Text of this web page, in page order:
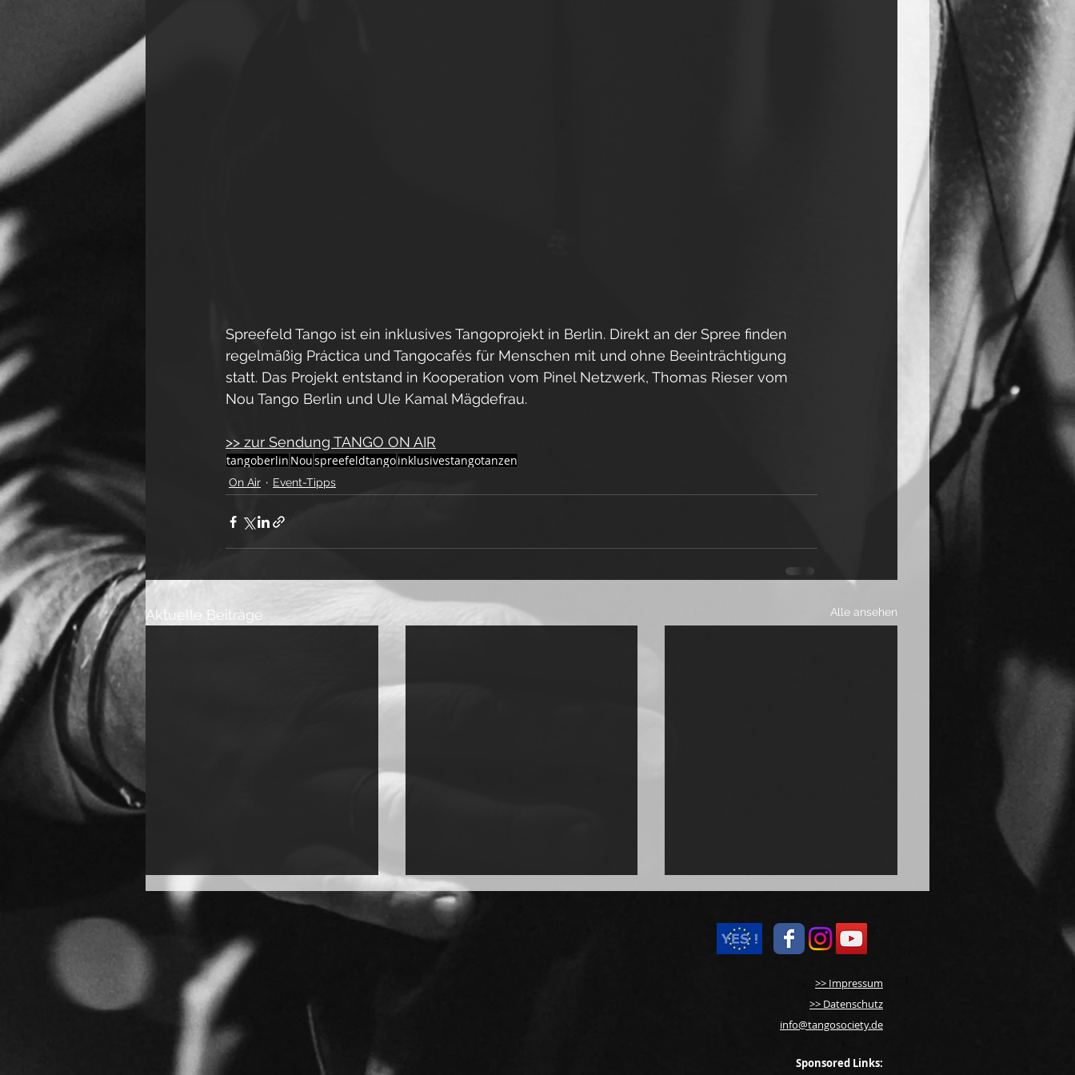
Spreefeld Tango ist ein inklusives Tangoprojekt in Berlin. Direkt an der Spree finden
regelmäßig Práctica und Tangocafés für Menschen mit und ohne Beeinträchtigung
statt. Das Projekt entstand in Kooperation vom Pinel Netzwerk, Thomas Rieser vom
Nou Tango Berlin und Ule Kamal Mägdefrau.
>> zur Sendung TANGO ON AIR
tangoberlin Nouspreefeldtangoinklusivestangotanzen
On Air Event-Tipps
Aktuelle Beiträge Alle ansehen
Puñado Potsdam
Weekender
Silvester Tango Berlin: Die
>> Impressum
>> Datenschutz
info@tangosociety.de
Sponsored Links: